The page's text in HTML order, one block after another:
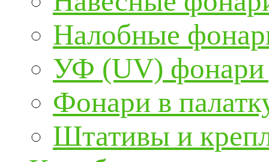
Налобные
УФ (UV) фонари
Фонари в
Штативы и